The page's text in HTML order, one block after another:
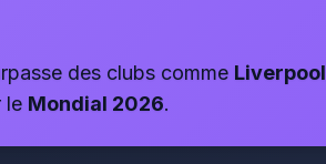
des clubs comme Liverpool
le Mondial 2026.